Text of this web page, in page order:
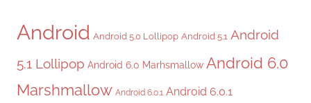
Android Android 5.0 Lollipop Android 5.1 Android
5.1 Lollipop Android 6.0 Marhsmallow Android 6.0
Marshmallow Android 6.0.1 Android 6.0.1